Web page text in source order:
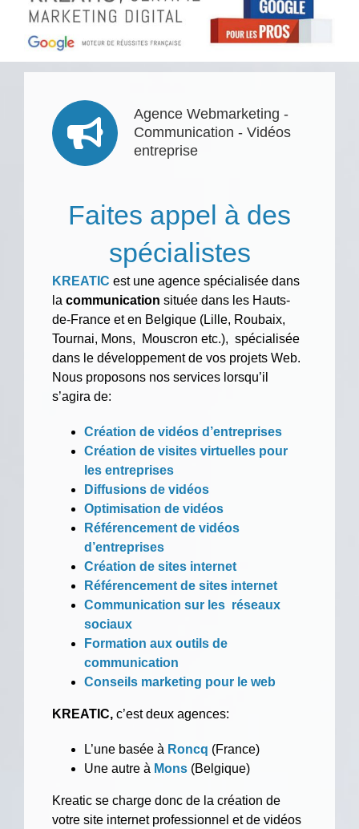
Agence Webmarketing -
Communication - Vidéos
entreprise
Faites appel à des
spécialistes
KREATIC est une agence spécialisée dans
la communication située dans les Hauts-
de-France et en Belgique (Lille, Roubaix,
Tournai, Mons, Mouscron etc.), spécialisée
dans le développement de vos projets Web.
Nous proposons nos services lorsqu’il
s’agira de:
Création de vidéos d’entreprises
Création de visites virtuelles pour
les entreprises
Diffusions de vidéos
Optimisation de vidéos
Référencement de vidéos
d’entreprises
Création de sites internet
Référencement de sites internet
Communication sur les réseaux
sociaux
Formation aux outils de
communication
Conseils marketing pour le web
KREATIC, c’est deux agences:
L’une basée à Roncq (France)
Une autre à Mons (Belgique)
Kreatic se charge donc de la création de
votre site internet professionnel et de vidéos